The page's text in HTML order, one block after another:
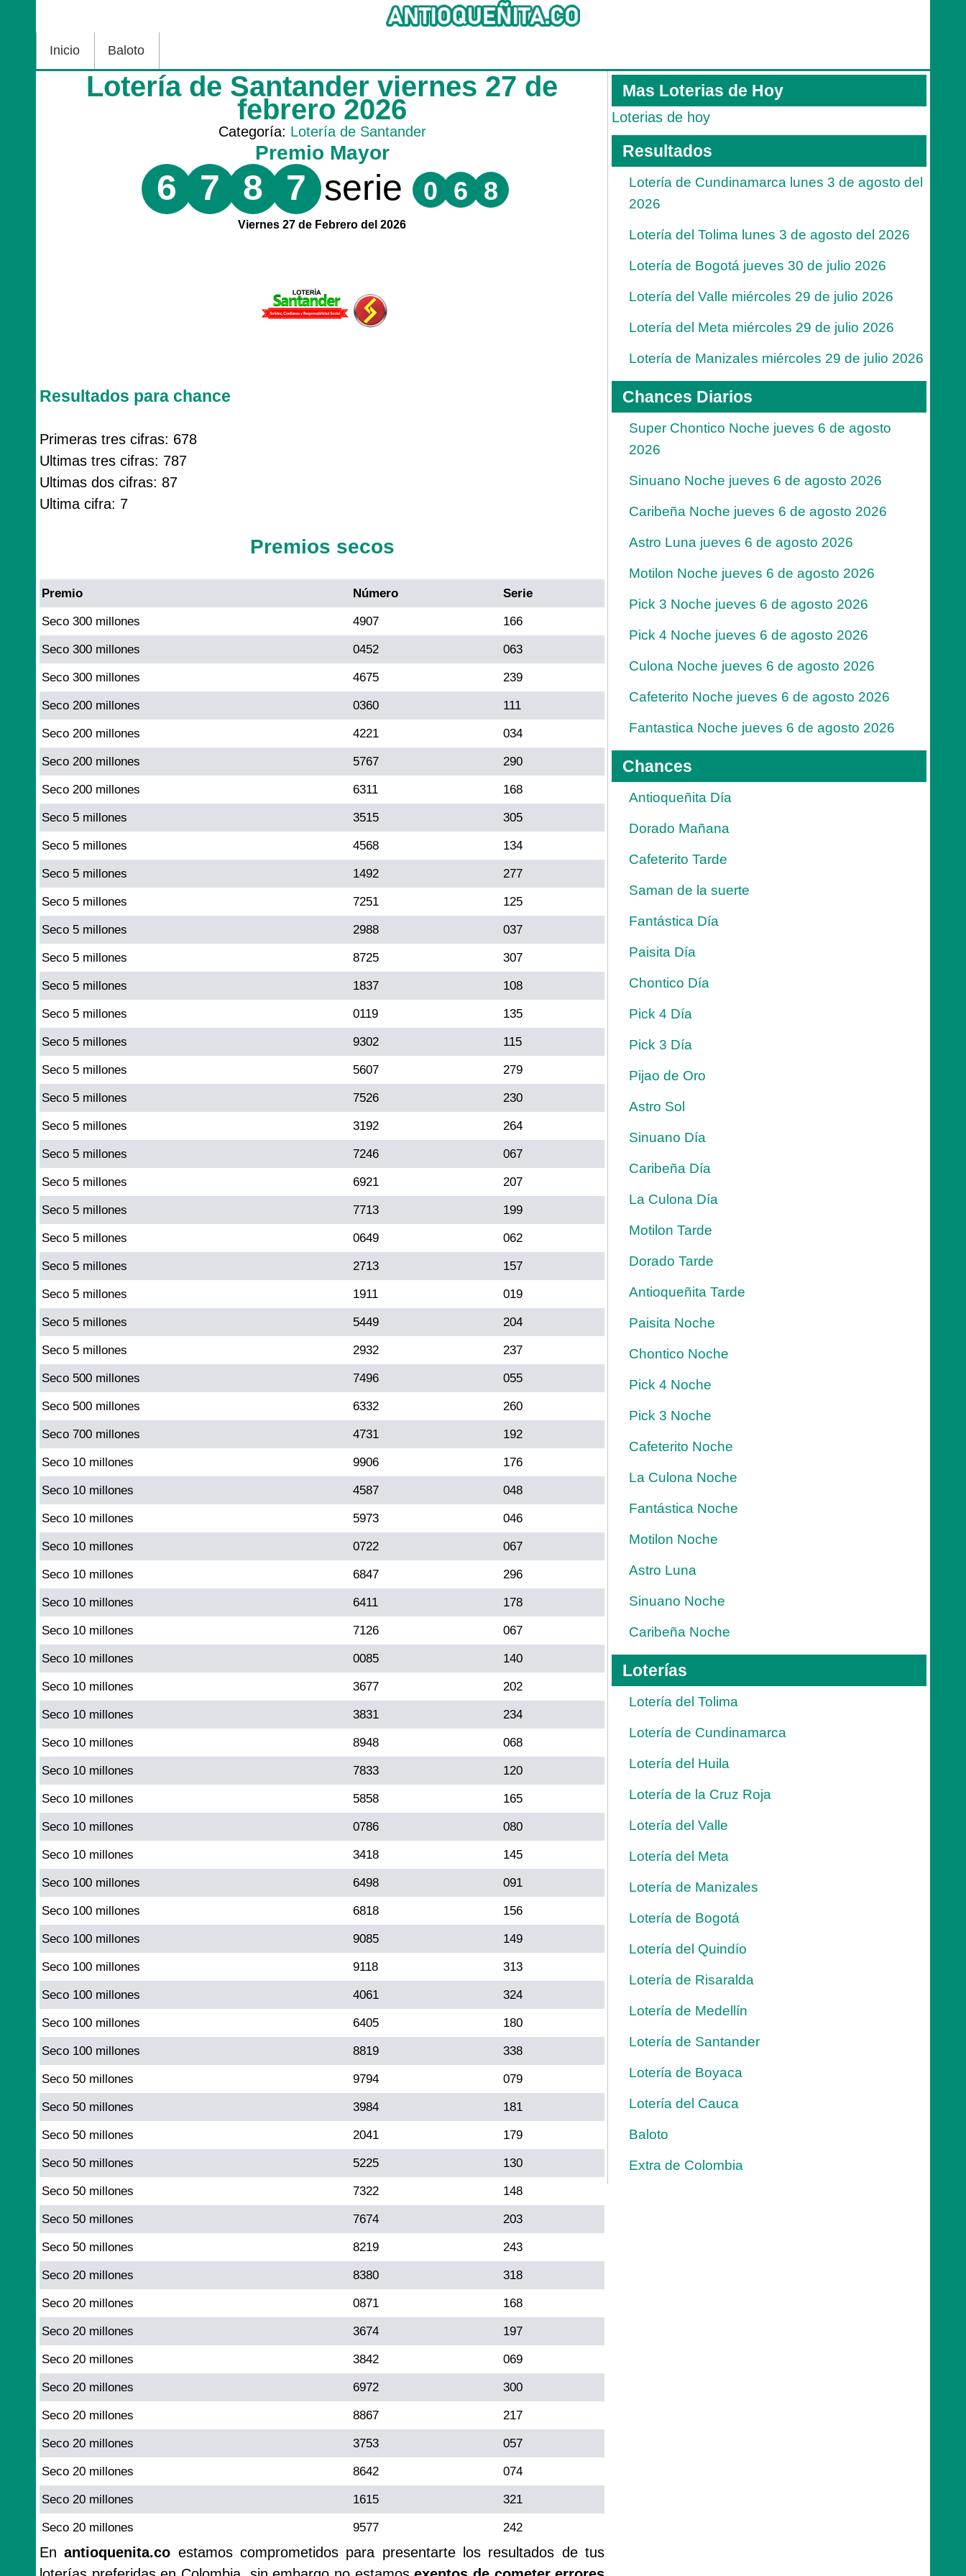
Inicio Baloto
Lotería de Santander viernes 27 de
febrero 2026
Categoría: Lotería de Santander
Premio Mayor
6 7 8 7 serie 0 6 8
Viernes 27 de Febrero del 2026
Resultados para chance
Primeras tres cifras: 678
Ultimas tres cifras: 787
Ultimas dos cifras: 87
Ultima cifra: 7
Premios secos
Premio Número Serie
Seco 300 millones 4907 166
Seco 300 millones 0452 063
Seco 300 millones 4675 239
Seco 200 millones 0360 111
Seco 200 millones 4221 034
Seco 200 millones 5767 290
Seco 200 millones 6311 168
Seco 5 millones 3515 305
Seco 5 millones 4568 134
Seco 5 millones 1492 277
Seco 5 millones 7251 125
Seco 5 millones 2988 037
Seco 5 millones 8725 307
Seco 5 millones 1837 108
Seco 5 millones 0119 135
Seco 5 millones 9302 115
Seco 5 millones 5607 279
Seco 5 millones 7526 230
Seco 5 millones 3192 264
Seco 5 millones 7246 067
Seco 5 millones 6921 207
Seco 5 millones 7713 199
Seco 5 millones 0649 062
Seco 5 millones 2713 157
Seco 5 millones 1911 019
Seco 5 millones 5449 204
Seco 5 millones 2932 237
Seco 500 millones 7496 055
Seco 500 millones 6332 260
Seco 700 millones 4731 192
Seco 10 millones 9906 176
Seco 10 millones 4587 048
Seco 10 millones 5973 046
Seco 10 millones 0722 067
Seco 10 millones 6847 296
Seco 10 millones 6411 178
Seco 10 millones 7126 067
Seco 10 millones 0085 140
Seco 10 millones 3677 202
Seco 10 millones 3831 234
Seco 10 millones 8948 068
Seco 10 millones 7833 120
Seco 10 millones 5858 165
Seco 10 millones 0786 080
Seco 10 millones 3418 145
Seco 100 millones 6498 091
Seco 100 millones 6818 156
Seco 100 millones 9085 149
Seco 100 millones 9118 313
Seco 100 millones 4061 324
Seco 100 millones 6405 180
Seco 100 millones 8819 338
Seco 50 millones 9794 079
Seco 50 millones 3984 181
Seco 50 millones 2041 179
Seco 50 millones 5225 130
Seco 50 millones 7322 148
Seco 50 millones 7674 203
Seco 50 millones 8219 243
Seco 20 millones 8380 318
Seco 20 millones 0871 168
Seco 20 millones 3674 197
Seco 20 millones 3842 069
Seco 20 millones 6972 300
Seco 20 millones 8867 217
Seco 20 millones 3753 057
Seco 20 millones 8642 074
Seco 20 millones 1615 321
Seco 20 millones 9577 242
Enantioquenita.co estamos comprometidos para presentarte los resultados de tus
Mas Loterias de Hoy
Loterias de hoy
Resultados
Lotería de Cundinamarca lunes 3 de agosto del
2026
Lotería del Tolima lunes 3 de agosto del 2026
Lotería de Bogotá jueves 30 de julio 2026
Lotería del Valle miércoles 29 de julio 2026
Lotería del Meta miércoles 29 de julio 2026
Lotería de Manizales miércoles 29 de julio 2026
Chances Diarios
Super Chontico Noche jueves 6 de agosto
2026
Sinuano Noche jueves 6 de agosto 2026
Caribeña Noche jueves 6 de agosto 2026
Astro Luna jueves 6 de agosto 2026
Motilon Noche jueves 6 de agosto 2026
Pick 3 Noche jueves 6 de agosto 2026
Pick 4 Noche jueves 6 de agosto 2026
Culona Noche jueves 6 de agosto 2026
Cafeterito Noche jueves 6 de agosto 2026
Fantastica Noche jueves 6 de agosto 2026
Chances
Antioqueñita Día
Dorado Mañana
Cafeterito Tarde
Saman de la suerte
Fantástica Día
Paisita Día
Chontico Día
Pick 4 Día
Pick 3 Día
Pijao de Oro
Astro Sol
Sinuano Día
Caribeña Día
La Culona Día
Motilon Tarde
Dorado Tarde
Antioqueñita Tarde
Paisita Noche
Chontico Noche
Pick 4 Noche
Pick 3 Noche
Cafeterito Noche
La Culona Noche
Fantástica Noche
Motilon Noche
Astro Luna
Sinuano Noche
Caribeña Noche
Loterías
Lotería del Tolima
Lotería de Cundinamarca
Lotería del Huila
Lotería de la Cruz Roja
Lotería del Valle
Lotería del Meta
Lotería de Manizales
Lotería de Bogotá
Lotería del Quindío
Lotería de Risaralda
Lotería de Medellín
Lotería de Santander
Lotería de Boyaca
Lotería del Cauca
Baloto
Extra de Colombia